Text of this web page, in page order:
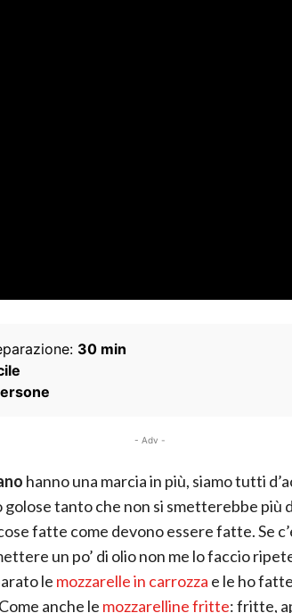
30 min
- Adv -
hanno una marcia in più, siamo tutti
golose tanto che non si smetterebbe più
fatte come devono essere fatte. Se
un po’ di olio non me lo faccio
le mozzarelle in carrozza e le ho
anche le mozzarelline fritte: fritte,